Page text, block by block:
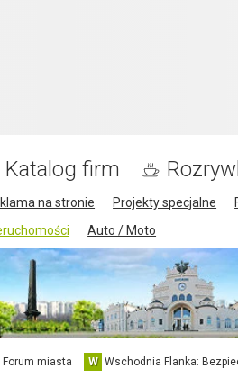
Katalog firm
na stronie Projekty specjalne
Auto / Moto
Forum miasta W Wschodnia Flanka: